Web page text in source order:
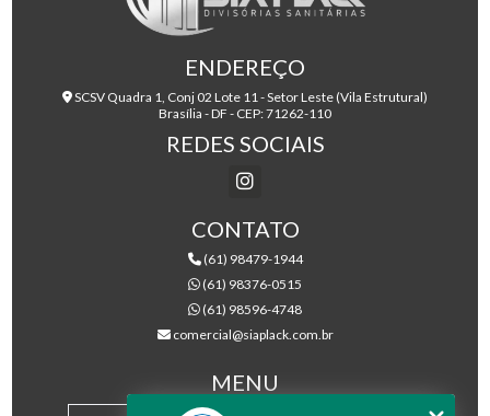
ENDEREÇO
SCSV Quadra 1, Conj 02 Lote 11 - Setor Leste (Vila Estrutural)
Brasília - DF - CEP: 71262-110
REDES SOCIAIS
CONTATO
(61) 98479-1944
(61) 98376-0515
(61) 98596-4748
comercial@siaplack.com.br
MENU